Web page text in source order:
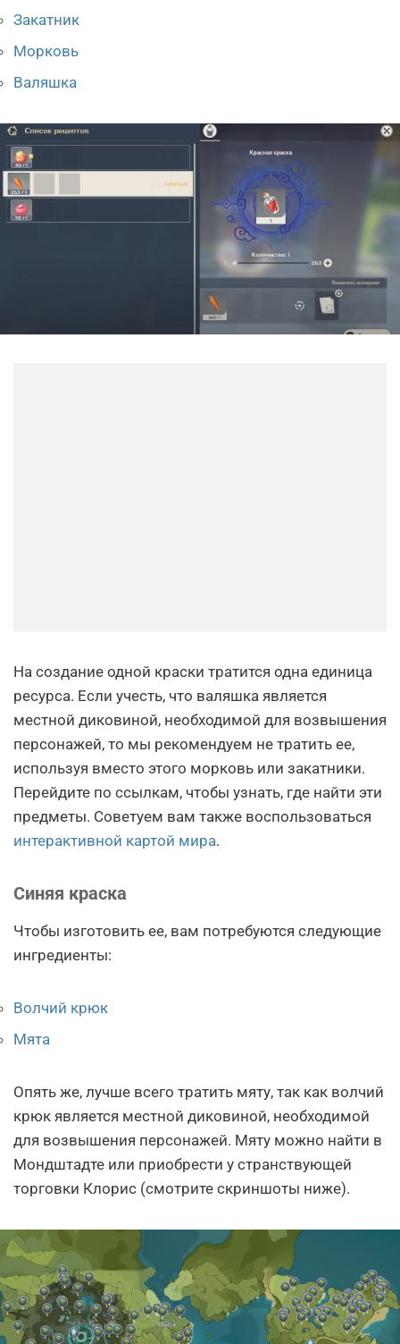
Закатник
Морковь
Валяшка
На создание одной краски тратится одна единица
ресурса. Если учесть, что валяшка является
местной диковиной, необходимой для возвышения
персонажей, то мы рекомендуем не тратить ее,
используя вместо этого морковь или закатники.
Перейдите по ссылкам, чтобы узнать, где найти эти
предметы. Советуем вам также воспользоваться
интерактивной картой мира.
Синяя краска
Чтобы изготовить ее, вам потребуются следующие
ингредиенты:
Волчий крюк
Мята
Опять же, лучше всего тратить мяту, так как волчий
крюк является местной диковиной, необходимой
для возвышения персонажей. Мяту можно найти в
Мондштадте или приобрести у странствующей
торговки Клорис (смотрите скриншоты ниже).